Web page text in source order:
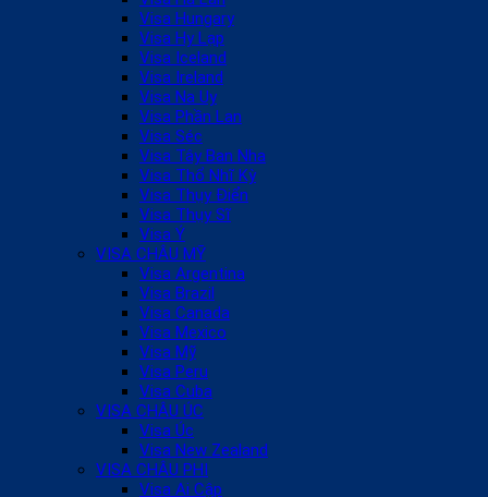
Visa Hungary
Visa Hy Lạp
Visa Iceland
Visa Ireland
Visa Na Uy
Visa Phần Lan
Visa Séc
Visa Tây Ban Nha
Visa Thổ Nhĩ Kỳ
Visa Thụy Điển
Visa Thụy Sĩ
Visa Ý
VISA CHÂU MỸ
Visa Argentina
Visa Brazil
Visa Canada
Visa Mexico
Visa Mỹ
Visa Peru
Visa Cuba
VISA CHÂU ÚC
Visa Úc
Visa New Zealand
VISA CHÂU PHI
Visa Ai Cập